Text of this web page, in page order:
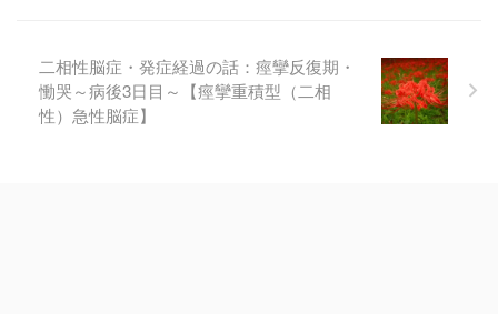
二相性脳症・発症経過の話：痙攣反復期・
慟哭～病後3日目～【痙攣重積型（二相
性）急性脳症】